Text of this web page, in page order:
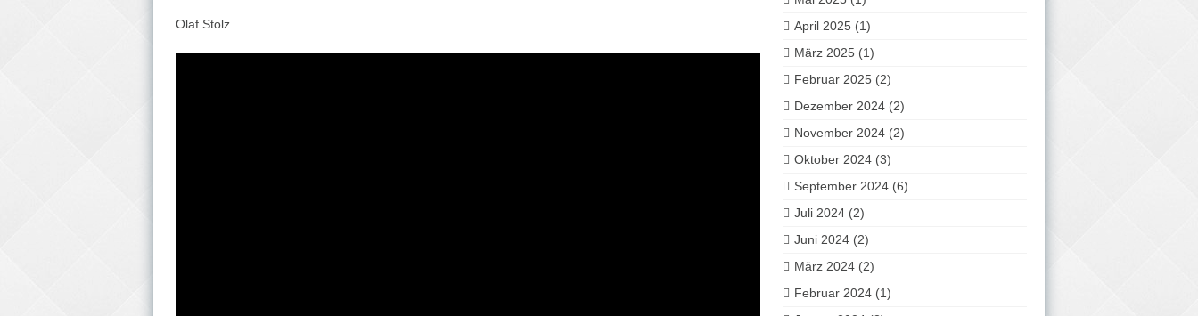
Olaf Stolz
April 2025 (1)
März 2025 (1)
Februar 2025 (2)
Dezember 2024 (2)
November 2024 (2)
Oktober 2024 (3)
September 2024 (6)
Juli 2024 (2)
Juni 2024 (2)
März 2024 (2)
Februar 2024 (1)